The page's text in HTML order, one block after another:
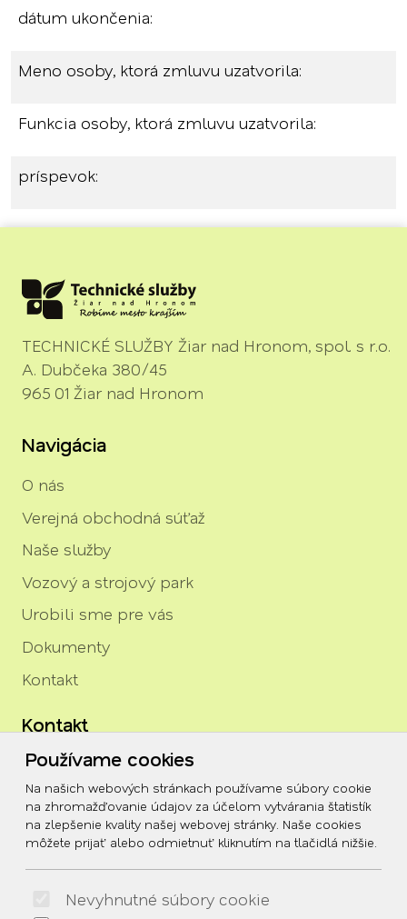
dátum ukončenia:
Meno osoby, ktorá zmluvu uzatvorila:
Funkcia osoby, ktorá zmluvu uzatvorila:
príspevok:
Používame cookies
Na našich webových stránkach používame súbory cookie
na zhromažďovanie údajov za účelom vytvárania štatistík
na zlepšenie kvality našej webovej stránky. Naše cookies
môžete prijať alebo odmietnuť kliknutím na tlačidlá nižšie.
Nevyhnutné súbory cookie
TECHNICKÉ SLUŽBY Žiar nad Hronom, spol. s r.o.
A. Dubčeka 380/45
965 01 Žiar nad Hronom
Navigácia
O nás
Verejná obchodná súťaž
Naše služby
Vozový a strojový park
Urobili sme pre vás
Dokumenty
Kontakt
Kontakt
igor.rozenberg@tszh.eu
045/678 70 10
045/678 70 11
Social